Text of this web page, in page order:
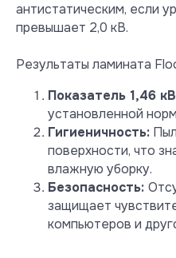
антистатическим, если
превышает 2,0 кВ.
Результаты ламината
Показатель 1,46 кВ
установленной
Гигиеничность:
поверхности, что
влажную уборку.
Безопасность:
защищает
компьютеров и